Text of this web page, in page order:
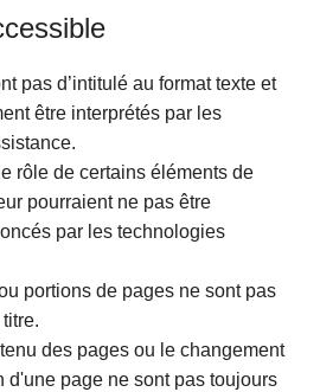
pas d’intitulé au format texte et
être interprétés par les
rôle de certains éléments de
pourraient ne pas être
par les technologies
portions de pages ne sont pas
des pages ou le changement
d'une page ne sont pas toujours